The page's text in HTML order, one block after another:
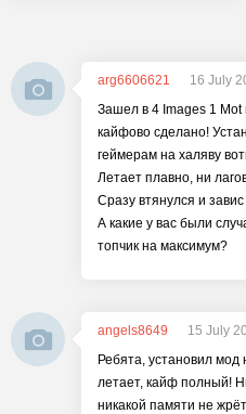
arg6606621
16 July
Зашел в 4 Images 1 Mot
кайфово сделано!
геймерам на халяву
Летает плавно, ни
Сразу втянулся и
А какие у вас были
топчик на максимум?
angels8649
15 July
Ребята, установил мод
летает, кайф полный!
никакой памяти не